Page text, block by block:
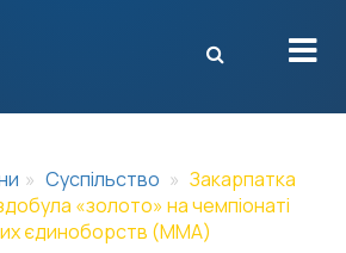
X
Суспільство
Закарпатка
«золото» на чемпіонаті
єдиноборств (ММА)